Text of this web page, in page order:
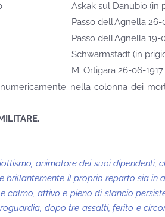
Askak sul Danubio (in
Passo dell'Agnella 26-
Passo dell'Agnella 19-
Schwarmstadt (in
M. Ortigara 26-06-1917
nella colonna dei
animatore dei suoi dipendenti,
il proprio reparto sia in
attivo e pieno di slancio
dopo tre assalti, ferito e